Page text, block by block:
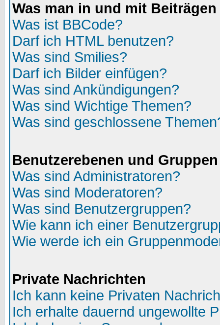
Was man in und mit
Was ist BBCode?
Darf ich HTML benutzen?
Was sind Smilies?
Darf ich Bilder einfügen?
Was sind Ankündigungen?
Was sind Wichtige Themen?
Was sind geschlossene
Benutzerebenen und Gruppen
Was sind Administratoren?
Was sind Moderatoren?
Was sind Benutzergruppen?
Wie kann ich einer
Wie werde ich ein
Private Nachrichten
Ich kann keine Privaten
Ich erhalte dauernd ungewollte